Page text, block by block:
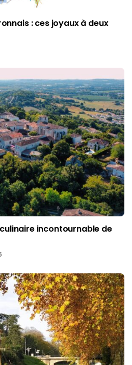
: ces joyaux à deux
incontournable de